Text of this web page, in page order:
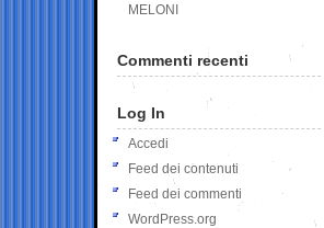
MELONI
Commenti recenti
Log In
Accedi
Feed dei contenuti
Feed dei commenti
WordPress.org